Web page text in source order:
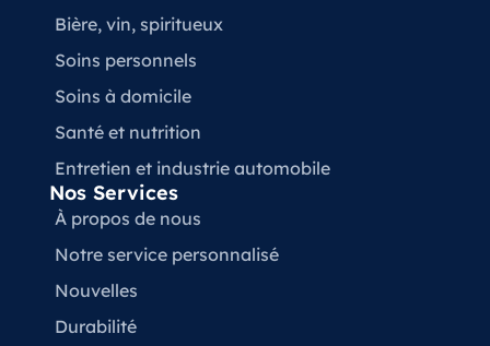
Bière, vin, spiritueux
Soins personnels
Soins à domicile
Santé et nutrition
Entretien et industrie automobile
Nos Services
À propos de nous
Notre service personnalisé
Nouvelles
Durabilité